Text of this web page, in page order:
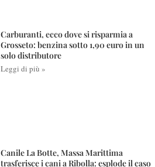
Carburanti, ecco dove si risparmia a
Grosseto: benzina sotto 1,90 euro in un
solo distributore
Leggi di più »
Canile La Botte, Massa Marittima
trasferisce i cani a Ribolla: esplode il caso